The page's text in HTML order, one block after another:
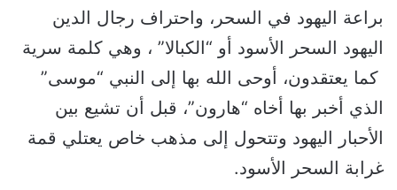
براعة اليهود في السحر، واحتراف رجال الدين
اليهود السحر الأسود أو “الكبالا” ، وهي كلمة سرية
كما يعتقدون، أوحى الله بها إلى النبي “موسى”
الذي أخبر بها أخاه “هارون”، قبل أن تشيع بين
الأحبار اليهود وتتحول إلى مذهب خاص يعتلي قمة
غرابة السحر الأسود.